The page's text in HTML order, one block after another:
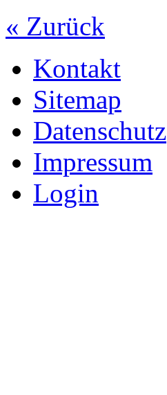
« Zurück
Kontakt
Sitemap
Datenschutz
Impressum
Login